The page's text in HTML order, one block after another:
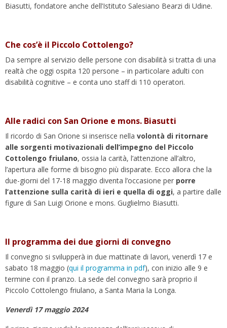
Biasutti, fondatore anche dell’Istituto Salesiano Bearzi di Udine.
Che cos’è il Piccolo Cottolengo?
Da sempre al servizio delle persone con disabilità si tratta di una
realtà che oggi ospita 120 persone – in particolare adulti con
disabilità cognitive – e conta uno staff di 110 operatori.
Alle radici con San Orione e mons. Biasutti
Il ricordo di San Orione si inserisce nella volontà di ritornare
alle sorgenti motivazionali dell’impegno del Piccolo
Cottolengo friulano, ossia la carità, l’attenzione all’altro,
l’apertura alle forme di bisogno più disparate. Ecco allora che la
due-giorni del 17-18 maggio diventa l’occasione per porre
l’attenzione sulla carità di ieri e quella di oggi, a partire dalle
figure di San Luigi Orione e mons. Guglielmo Biasutti.
Il programma dei due giorni di convegno
Il convegno si svilupperà in due mattinate di lavori, venerdì 17 e
sabato 18 maggio (qui il programma in pdf), con inizio alle 9 e
termine con il pranzo. La sede del convegno sarà proprio il
Piccolo Cottolengo friulano, a Santa Maria la Longa.
Venerdì 17 maggio 2024